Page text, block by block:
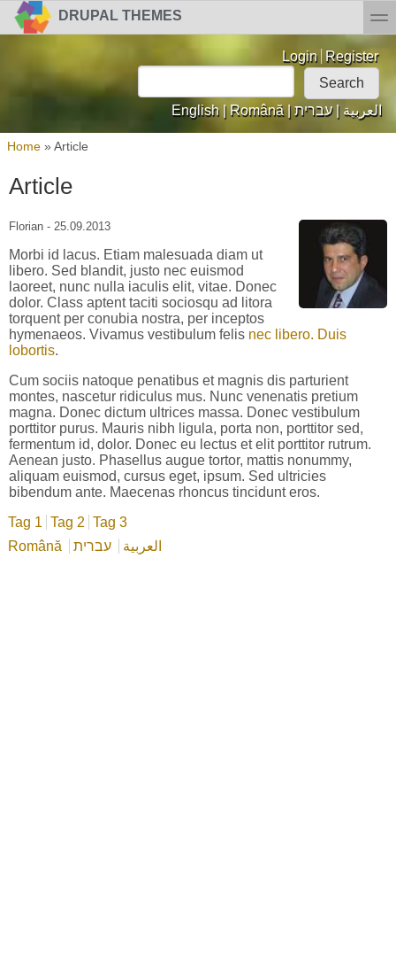
Skip to main content
Skip to search
DRUPAL THEMES
Login Register
Search form
English| Română| العربية |עברית
You are here
Home »Article
Article
Florian- 25.09.2013
Morbi id lacus. Etiam malesuada diam ut
libero. Sed blandit, justo nec euismod
laoreet, nunc nulla iaculis elit, vitae. Donec
dolor. Class aptent taciti sociosqu ad litora
torquent per conubia nostra, per inceptos
hymenaeos. Vivamus vestibulum felis nec libero. Duis
lobortis.
Cum sociis natoque penatibus et magnis dis parturient
montes, nascetur ridiculus mus. Nunc venenatis pretium
magna. Donec dictum ultrices massa. Donec vestibulum
porttitor purus. Mauris nibh ligula, porta non, porttitor sed,
fermentum id, dolor. Donec eu lectus et elit porttitor rutrum.
Aenean justo. Phasellus augue tortor, mattis nonummy,
aliquam euismod, cursus eget, ipsum. Sed ultricies
bibendum ante. Maecenas rhoncus tincidunt eros.
Tag 1 Tag 2 Tag 3
Română
العربية עברית